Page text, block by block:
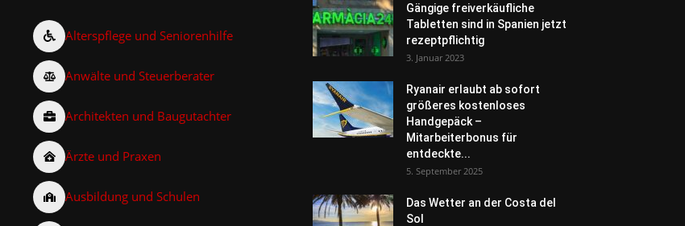
Alterspflege und Seniorenhilfe
Anwälte und Steuerberater
Architekten und Baugutachter
Ärzte und Praxen
Ausbildung und Schulen
Gängige freiverkäufliche
Tabletten sind in Spanien jetzt
rezeptpflichtig
3. Januar 2023
Ryanair erlaubt ab sofort
größeres kostenloses
Handgepäck –
Mitarbeiterbonus für
entdeckte...
5. September 2025
Das Wetter an der Costa del
Sol